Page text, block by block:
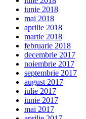
iunie 2018
mai 2018
aprilie 2018
martie 2018
februarie 2018
decembrie 2017
noiembrie 2017
septembrie 2017
august 2017
iulie 2017
iunie 2017
mai 2017